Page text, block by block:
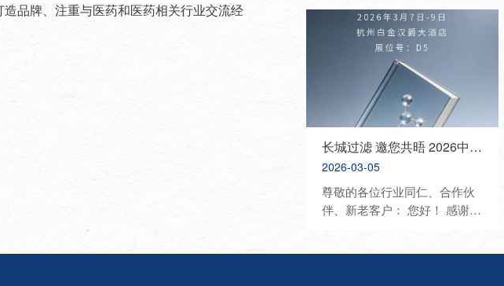
品牌、注重与医药和医药相关行业交流经
流、展示优质产品与技术、携
手开拓合作新机遇，我司将重
磅亮相2026中国国际化妆品、
个人及家庭护理用品原料展览
会（PCHI），诚挚邀请您莅临
展位参观洽谈、共话发展。 展
会信息 • 展会名称：2026 PCHI
中国化妆品原料展 • 展会时
间：2026年3月18日—3月20日
我司展位：8C67 展会介绍 中
国国际化妆品、个人及家庭护
立足中国、覆盖亚太、服务全
长城过滤 邀您共晤 2026中国日化行业年会
2026-03-05
尊敬的各位行业同仁、合作伙
伴、新老客户： 您好！ 感谢您